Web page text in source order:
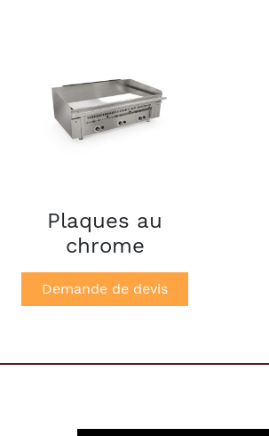
Plaques au
chrome
Demande de devis